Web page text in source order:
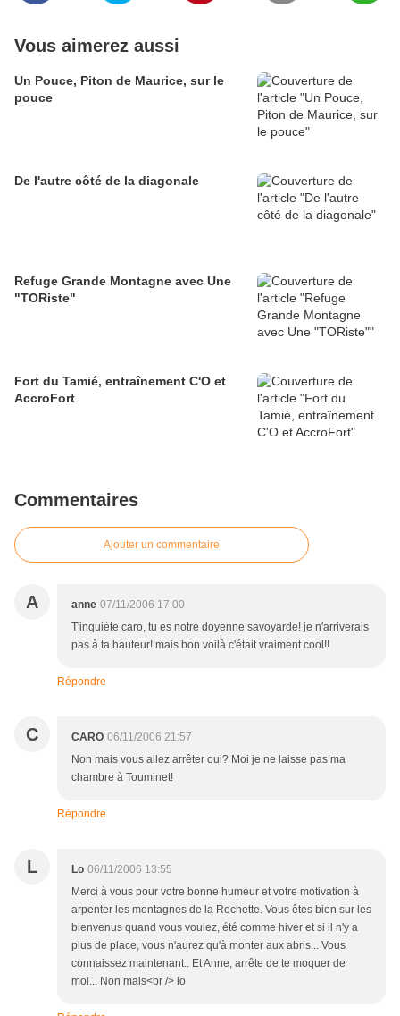
Vous aimerez aussi
Un Pouce, Piton de Maurice, sur le
pouce
De l'autre côté de la diagonale
Refuge Grande Montagne avec Une
"TORiste"
Fort du Tamié, entraînement C'O et
AccroFort
Commentaires
Ajouter un commentaire
A anne 07/11/2006 17:00
T'inquiète caro, tu es notre doyenne savoyarde! je n'arriverais
pas à ta hauteur! mais bon voilà c'était vraiment cool!!
Répondre
C CARO 06/11/2006 21:57
Non mais vous allez arrêter oui? Moi je ne laisse pas ma
chambre à Touminet!
Répondre
L Lo 06/11/2006 13:55
Merci à vous pour votre bonne humeur et votre motivation à
arpenter les montagnes de la Rochette. Vous êtes bien sur les
bienvenus quand vous voulez, été comme hiver et si il n'y a
plus de place, vous n'aurez qu'à monter aux abris... Vous
connaissez maintenant.. Et Anne, arrête de te moquer de
moi... Non mais<br /> lo